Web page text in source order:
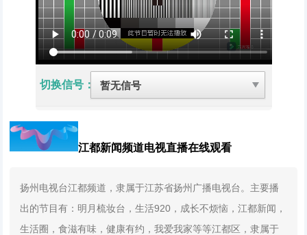
切换信号：
江都新闻频道电视直播在线观看
扬州电视台江都频道，隶属于江苏省扬州广播电视台。主要播
出的节目有：明月梳妆台，生活920，成长不烦恼，江都新闻，
生活圈，食滋有味，健康有约，我爱我家等等江都区，隶属于